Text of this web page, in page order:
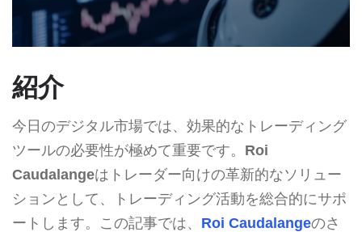
紹介
今日のデジタル市場では、効果的なトレーディング
ツールの必要性が極めて重要です。 Roi
Caudalangeはトレーダー向けの革新的なソリュー
ションとして、トレーディング活動を総合的にサポ
ートします。この記事では、 Roi Caudalangeのさ